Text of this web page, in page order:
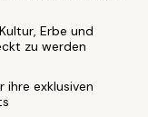
Erbe und
zu werden
ihre exklusiven